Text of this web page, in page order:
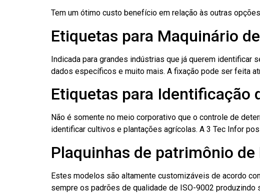
Tem um ótimo custo benefício em relação às outras
Etiquetas para Maquinário
Indicada para grandes indústrias que já querem
dados específicos e muito mais. A fixação pode ser feita
Etiquetas para Identificação
Não é somente no meio corporativo que o controle de
identificar cultivos e plantações agrícolas. A 3 Tec Infor
Plaquinhas de patrimônio
Estes modelos são altamente customizáveis de acordo
sempre os padrões de qualidade de ISO-9002